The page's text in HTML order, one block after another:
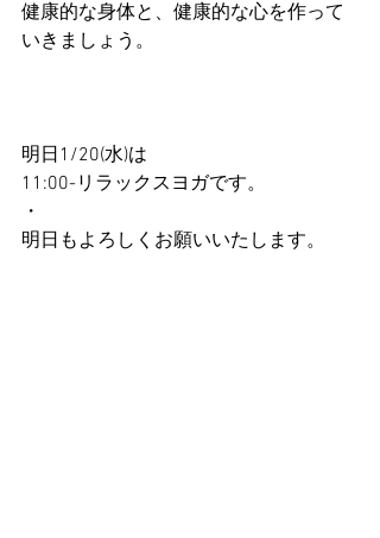
健康的な身体と、健康的な心を作って
いきましょう。
明日1/20(水)は
11:00-リラックスヨガです。
・
明日もよろしくお願いいたします。